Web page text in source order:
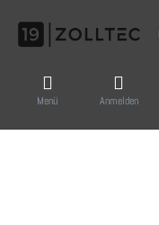
Menü Anmelden